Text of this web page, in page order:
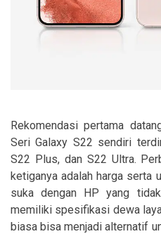
Rekomendasi pertama
Seri Galaxy S22 sendiri
S22 Plus, dan S22 Ultra.
ketiganya adalah harga serta
suka dengan HP yang
memiliki spesifikasi dewa
biasa bisa menjadi alternatif